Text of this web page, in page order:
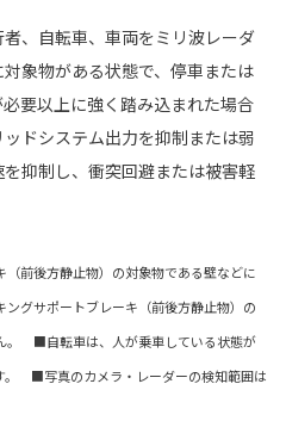
、自転車、車両をミリ波レーダ
象物がある状態で、停車または
要以上に強く踏み込まれた場合
ドシステム出力を抑制または弱
抑制し、衝突回避または被害軽
前後方静止物）の対象物である壁などに
グサポートブレーキ（前後方静止物）の
。 ■自転車は、人が乗車している状態が
■写真のカメラ・レーダーの検知範囲は